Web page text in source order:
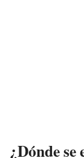
¿Dónde